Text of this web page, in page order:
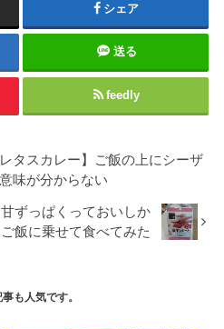
シェア
送る
feedly
タスカレー】ご飯の上にシーザ
味が分からない
ずっぱくっておいしか
飯に乗せて食べてみた
も人気です。